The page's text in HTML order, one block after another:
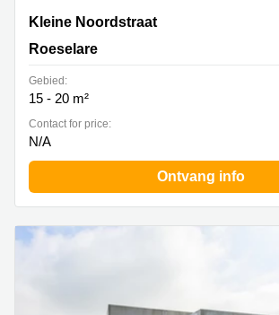
Kleine Noordstraat 70, Roeselare
Kleine Noordstraat
Roeselare
Gebied:
15 - 20 m²
Contact for price:
N/A
Ontvang info